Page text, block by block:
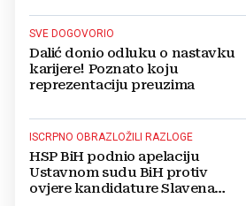
SVE DOGOVORIO
Dalić donio odluku o nastavku
karijere! Poznato koju
reprezentaciju preuzima
ISCRPNO OBRAZLOŽILI RAZLOGE
HSP BiH podnio apelaciju
Ustavnom sudu BiH protiv
ovjere kandidature Slavena